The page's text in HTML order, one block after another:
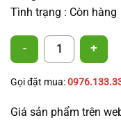
Tình trạng : Còn hàng
Vòi phun mưa số lượng
Gọi đặt mua:
Giá sản phẩm trên